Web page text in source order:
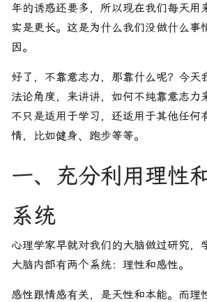
年的诱惑还要多，所以现在我们每天用
实是更长。这是为什么我们没做什么事
因。
好了，不靠意志力，那靠什么呢？今天
法论角度，来讲讲，如何不纯靠意志力
不只是适用于学习，还适用于其他任何
情，比如健身、跑步等等。
一、充分利用理性
系统
心理学家早就对我们的大脑做过研究，
大脑内部有两个系统：理性和感性。
感性跟情感有关，是天性和本能。而理